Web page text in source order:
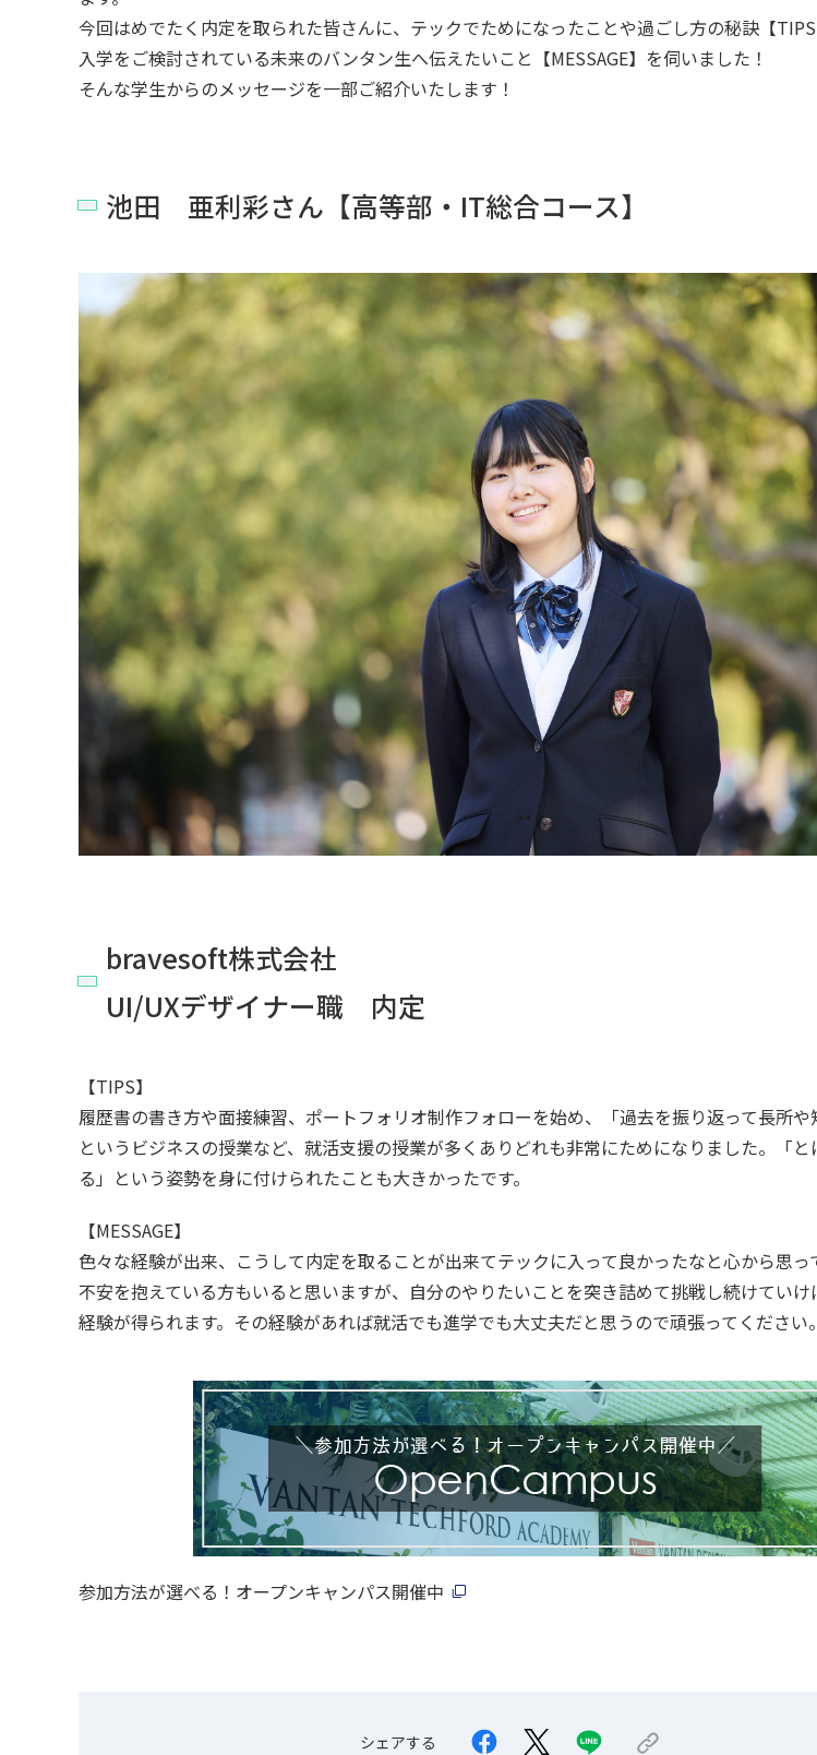
今回はめでたく内定を取られた皆さんに、テックでためになったことや過ごし方の秘訣【TIPS
入学をご検討されている未来のバンタン生へ伝えたいこと【MESSAGE】を伺いました！
そんな学生からのメッセージを一部ご紹介いたします！
池田 亜利彩さん【高等部・IT総合コース】
bravesoft株式会社
UI/UXデザイナー職 内定
【TIPS】
履歴書の書き方や面接練習、ポートフォリオ制作フォローを始め、「過去を振り返って長所や
というビジネスの授業など、就活支援の授業が多くありどれも非常にためになりました。「
る」という姿勢を身に付けられたことも大きかったです。
【MESSAGE】
色々な経験が出来、こうして内定を取ることが出来てテックに入って良かったなと心から思っ
不安を抱えている方もいると思いますが、自分のやりたいことを突き詰めて挑戦し続けてい
経験が得られます。その経験があれば就活でも進学でも大丈夫だと思うので頑張ってください。
参加方法が選べる！オープンキャンパス開催中
シェアする